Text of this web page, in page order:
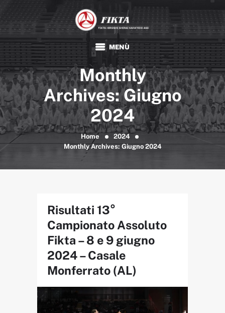
Monthly
Archives: Giugno
2024
Home
2024
Monthly Archives: Giugno 2024
FIKTA
Associazione Sportiva Dilettantistica
HOME
KARATE
TRADIZIONALE
FIKTA
EVENTI E NEWS
FORMAZIONE
DOCUMENTI
Risultati 13°
Campionato Assoluto
Fikta – 8 e 9 giugno
2024 – Casale
Monferrato (AL)